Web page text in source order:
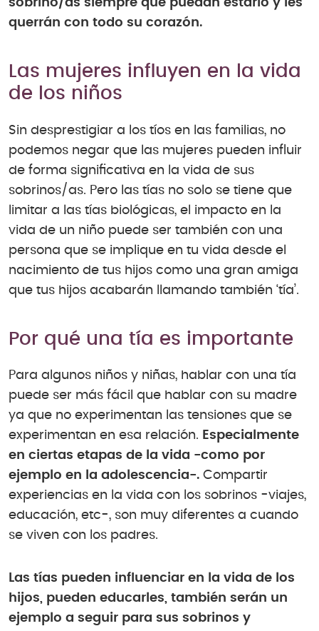
sobrino/as siempre que puedan estarlo y les
querrán con todo su corazón.
Las mujeres influyen en la vida
de los niños
Sin desprestigiar a los tíos en las familias, no
podemos negar que las mujeres pueden influir
de forma significativa en la vida de sus
sobrinos/as. Pero las tías no solo se tiene que
limitar a las tías biológicas, el impacto en la
vida de un niño puede ser también con una
persona que se implique en tu vida desde el
nacimiento de tus hijos como una gran amiga
que tus hijos acabarán llamando también ‘tía’.
Por qué una tía es importante
Para algunos niños y niñas, hablar con una tía
puede ser más fácil que hablar con su madre
ya que no experimentan las tensiones que se
experimentan en esa relación. Especialmente
en ciertas etapas de la vida -como por
ejemplo en la adolescencia-. Compartir
experiencias en la vida con los sobrinos -viajes,
educación, etc-, son muy diferentes a cuando
se viven con los padres.
Las tías pueden influenciar en la vida de los
hijos, pueden educarles, también serán un
ejemplo a seguir para sus sobrinos y